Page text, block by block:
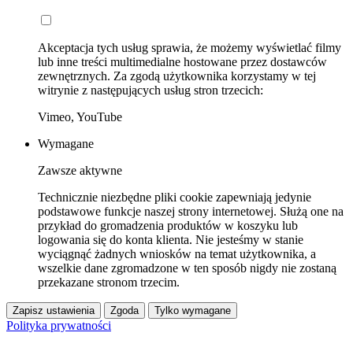
Akceptacja tych usług sprawia, że możemy wyświetlać filmy
lub inne treści multimedialne hostowane przez dostawców
zewnętrznych. Za zgodą użytkownika korzystamy w tej
witrynie z następujących usług stron trzecich:
Vimeo, YouTube
Wymagane
Zawsze aktywne
Technicznie niezbędne pliki cookie zapewniają jedynie
podstawowe funkcje naszej strony internetowej. Służą one na
przykład do gromadzenia produktów w koszyku lub
logowania się do konta klienta. Nie jesteśmy w stanie
wyciągnąć żadnych wniosków na temat użytkownika, a
wszelkie dane zgromadzone w ten sposób nigdy nie zostaną
przekazane stronom trzecim.
Zapisz ustawienia Zgoda Tylko wymagane
Polityka prywatności